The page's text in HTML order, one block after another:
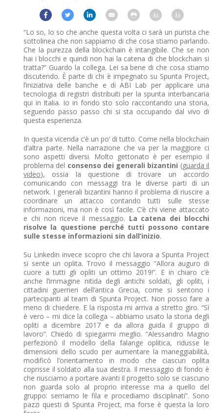
“Lo so, lo so che anche questa volta ci sarà un purista che
sottolinea che non sappiamo di che cosa stiamo parlando.
Che la purezza della blockchain è intangibile. Che se non
hai i blocchi e quindi non hai la catena di che blockchain si
tratta?” Guardo la collega. Lei sa bene di che cosa stiamo
discutendo. È parte di chi è impegnato su Spunta Project,
l’iniziativa delle banche e di ABI Lab per applicare una
tecnologia di registri distribuiti per la spunta interbancaria
qui in Italia. Io in fondo sto solo raccontando una storia,
seguendo passo passo chi si sta occupando dal vivo di
questa esperienza.
In questa vicenda c’è un po’ di tutto. Come nella blockchain
d’altra parte. Nella narrazione che va per la maggiore ci
sono aspetti diversi. Molto gettonato è per esempio il
problema del consenso dei generali bizantini (guarda il
video), ossia la questione di trovare un accordo
comunicando con messaggi tra le diverse parti di un
network. I generali bizantini hanno il problema di riuscire a
coordinare un attacco contando tutti sulle stesse
informazioni, ma non è così facile. C’è chi viene attaccato
e chi non riceve il messaggio. La catena dei blocchi
risolve la questione perché tutti possono contare
sulle stesse informazioni sin dall’inizio.
Su Linkedin invece scopro che chi lavora a Spunta Project
si sente un oplita. Trovo il messaggio “Allora auguro di
cuore a tutti gli opliti un ottimo 2019!”. E in chiaro c’è
anche l’immagine nitida degli antichi soldati, gli opliti, i
cittadini guerrieri dell’antica Grecia, come si sentono i
partecipanti al team di Spunta Project. Non posso fare a
meno di chiedere. E la risposta mi arriva a stretto giro. “Sì
è vero – mi dice la collega – abbiamo usato la storia degli
opliti a dicembre 2017 e da allora guida il gruppo di
lavoro”. Chiedo di spiegarmi meglio. “Alessandro Magno
perfezionò il modello della falange oplitica, ridusse le
dimensioni dello scudo per aumentare la maneggiabilità,
modificò l’orientamento in modo che ciascun oplita
coprisse il soldato alla sua destra. Il messaggio di fondo è
che riusciamo a portare avanti il progetto solo se ciascuno
non guarda solo al proprio interesse ma a quello del
gruppo: serriamo le fila e procediamo disciplinati”. Sono
pazzi questi di Spunta Project, ma forse è questa la loro